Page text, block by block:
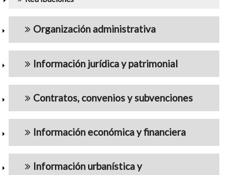
Organización administrativa
Información jurídica y patrimonial
Contratos, convenios y subvenciones
Información económica y financiera
Información urbanística y